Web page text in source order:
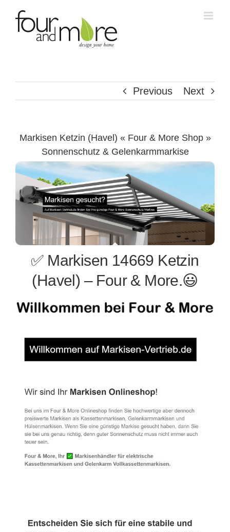
Previous Next
Markisen Ketzin (Havel) « Four & More Shop »
Sonnenschutz & Gelenkarmmarkise
✅ Markisen 14669 Ketzin
(Havel) – Four & More.😃